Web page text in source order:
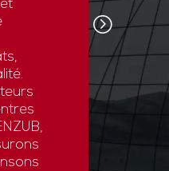
GDI
son
et des